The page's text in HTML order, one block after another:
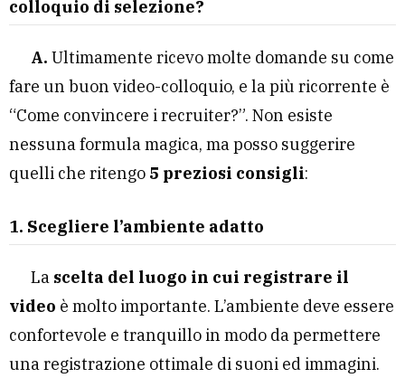
colloquio di selezione?
A. Ultimamente ricevo molte domande su come
fare un buon video-colloquio, e la più ricorrente è
“Come convincere i recruiter?”. Non esiste
nessuna formula magica, ma posso suggerire
quelli che ritengo 5 preziosi consigli:
1. Scegliere l’ambiente adatto
La scelta del luogo in cui registrare il
video è molto importante. L’ambiente deve essere
confortevole e tranquillo in modo da permettere
una registrazione ottimale di suoni ed immagini.